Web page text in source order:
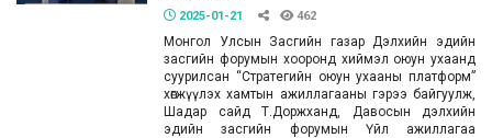
2025-01-21 462
Монгол Улсын Засгийн газар Дэлхийн эдийн
засгийн форумын хооронд хиймэл оюун ухаанд
суурилсан “Стратегийн оюун ухааны платформ”
хөгжүүлэх хамтын ажиллагааны гэрээ байгуулж,
Шадар сайд Т.Доржханд, Давосын дэлхийн
эдийн засгийн форумын Үйл ажиллагаа